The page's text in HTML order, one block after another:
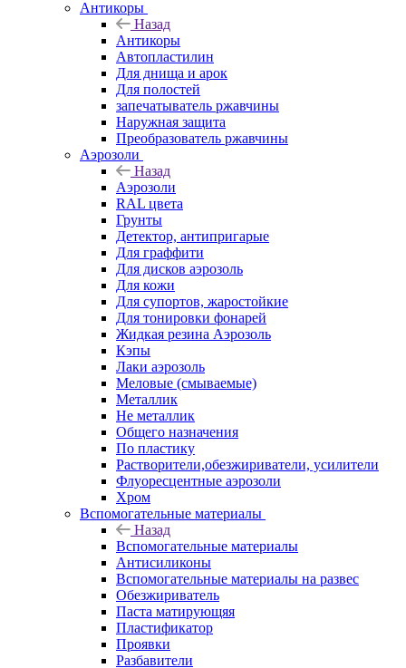
Антикоры
Назад
Антикоры
Автопластилин
Для днища и арок
Для полостей
запечатыватель ржавчины
Наружная защита
Преобразователь ржавчины
Аэрозоли
Назад
Аэрозоли
RAL цвета
Грунты
Детектор, антипригарые
Для граффити
Для дисков аэрозоль
Для кожи
Для супортов, жаростойкие
Для тонировки фонарей
Жидкая резина Аэрозоль
Кэпы
Лаки аэрозоль
Меловые (смываемые)
Металлик
Не металлик
Общего назначения
По пластику
Растворители,обезжириватели, усилители
Флуоресцентные аэрозоли
Хром
Вспомогательные материалы
Назад
Вспомогательные материалы
Антисиликоны
Вспомогательные материалы на развес
Обезжириватель
Паста матирующяя
Пластификатор
Проявки
Разбавители